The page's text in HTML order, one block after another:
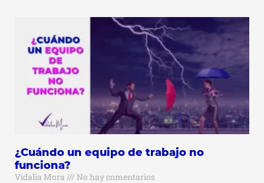
¿Cuándo un equipo de trabajo no
funciona?
Vidalia Mora
No hay comentarios